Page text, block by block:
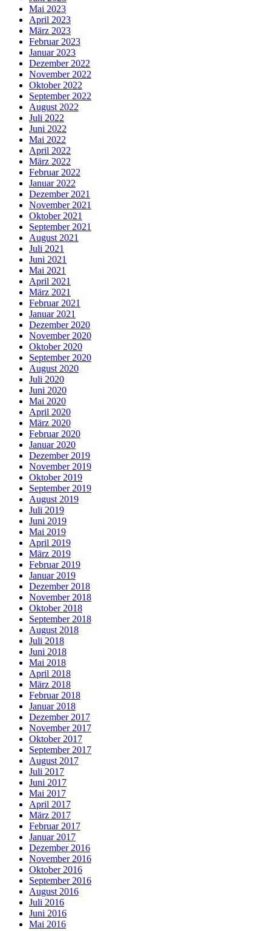
Mai 2023
April 2023
März 2023
Februar 2023
Januar 2023
Dezember 2022
November 2022
Oktober 2022
September 2022
August 2022
Juli 2022
Juni 2022
Mai 2022
April 2022
März 2022
Februar 2022
Januar 2022
Dezember 2021
November 2021
Oktober 2021
September 2021
August 2021
Juli 2021
Juni 2021
Mai 2021
April 2021
März 2021
Februar 2021
Januar 2021
Dezember 2020
November 2020
Oktober 2020
September 2020
August 2020
Juli 2020
Juni 2020
Mai 2020
April 2020
März 2020
Februar 2020
Januar 2020
Dezember 2019
November 2019
Oktober 2019
September 2019
August 2019
Juli 2019
Juni 2019
Mai 2019
April 2019
März 2019
Februar 2019
Januar 2019
Dezember 2018
November 2018
Oktober 2018
September 2018
August 2018
Juli 2018
Juni 2018
Mai 2018
April 2018
März 2018
Februar 2018
Januar 2018
Dezember 2017
November 2017
Oktober 2017
September 2017
August 2017
Juli 2017
Juni 2017
Mai 2017
April 2017
März 2017
Februar 2017
Januar 2017
Dezember 2016
November 2016
Oktober 2016
September 2016
August 2016
Juli 2016
Juni 2016
Mai 2016